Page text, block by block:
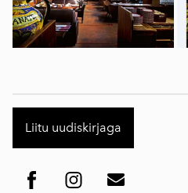
Liitu uudiskirjaga